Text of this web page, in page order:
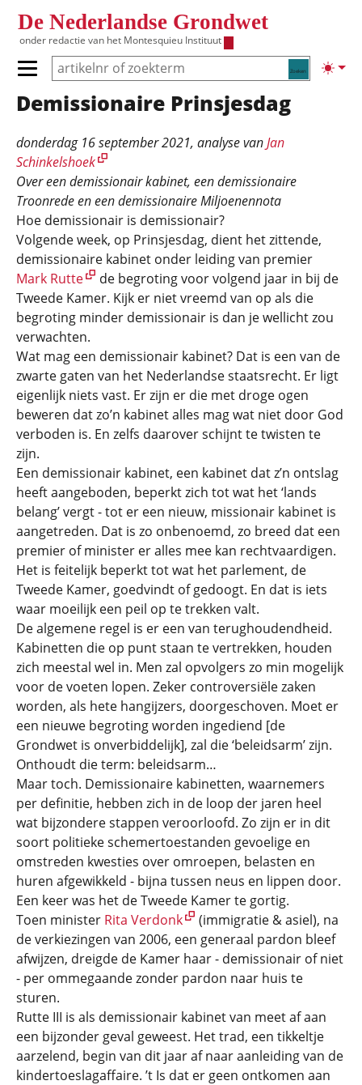
De Nederlandse Grondwet
onder redactie van het Montesquieu Instituut
Zoeken
Primair menu tonen/verbergen
Hoofdnavigatie
Demissionaire Prinsjesdag
donderdag 16 september 2021, analyse vanJan
Schinkelshoek
Over een demissionair kabinet, een demissionaire
Troonrede en een demissionaire Miljoenennota
Hoe demissionair is demissionair?
Volgende week, op Prinsjesdag, dient het zittende,
demissionaire kabinet onder leiding van premier
Mark Rutte
de begroting voor volgend jaar in bij de
Tweede Kamer. Kijk er niet vreemd van op als die
begroting minder demissionair is dan je wellicht zou
verwachten.
Wat mag een demissionair kabinet? Dat is een van de
zwarte gaten van het Nederlandse staatsrecht. Er ligt
eigenlijk niets vast. Er zijn er die met droge ogen
beweren dat zo’n kabinet alles mag wat niet door God
verboden is. En zelfs daarover schijnt te twisten te
zijn.
Een demissionair kabinet, een kabinet dat z’n ontslag
heeft aangeboden, beperkt zich tot wat het ‘lands
belang’ vergt - tot er een nieuw, missionair kabinet is
aangetreden. Dat is zo onbenoemd, zo breed dat een
premier of minister er alles mee kan rechtvaardigen.
Het is feitelijk beperkt tot wat het parlement, de
Tweede Kamer, goedvindt of gedoogt. En dat is iets
waar moeilijk een peil op te trekken valt.
De algemene regel is er een van terughoudendheid.
Kabinetten die op punt staan te vertrekken, houden
zich meestal wel in. Men zal opvolgers zo min mogelijk
voor de voeten lopen. Zeker controversiële zaken
worden, als hete hangijzers, doorgeschoven. Moet er
een nieuwe begroting worden ingediend [de
Grondwet is onverbiddelijk], zal die ‘beleidsarm’ zijn.
Onthoudt die term: beleidsarm…
Maar toch. Demissionaire kabinetten, waarnemers
per definitie, hebben zich in de loop der jaren heel
wat bijzondere stappen veroorloofd. Zo zijn er in dit
soort politieke schemertoestanden gevoelige en
omstreden kwesties over omroepen, belasten en
huren afgewikkeld - bijna tussen neus en lippen door.
Een keer was het de Tweede Kamer te gortig.
Toen minister Rita Verdonk
(immigratie & asiel), na
de verkiezingen van 2006, een generaal pardon bleef
afwijzen, dreigde de Kamer haar - demissionair of niet
- per ommegaande zonder pardon naar huis te
sturen.
Rutte III is als demissionair kabinet van meet af aan
een bijzonder geval geweest. Het trad, een tikkeltje
aarzelend, begin van dit jaar af naar aanleiding van de
kindertoeslagaffaire. ’t Is dat er geen ontkomen aan